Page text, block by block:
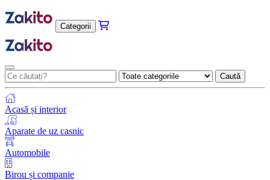
Categorii
Caută
Acasă și interior
Aparate de uz casnic
Automobile
Birou și companie